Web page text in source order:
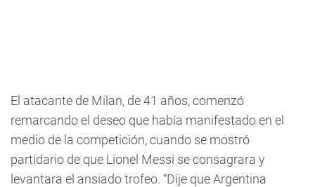
El atacante de Milan, de 41 años, comenzó
remarcando el deseo que había manifestado en el
medio de la competición, cuando se mostró
partidario de que Lionel Messi se consagrara y
levantara el ansiado trofeo. “Dije que Argentina